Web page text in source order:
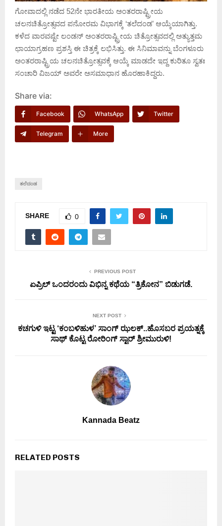
ಗೋವಾದಲ್ಲಿ ನಡೆದ 52ನೇ ಭಾರತೀಯ ಅಂತರರಾಷ್ಟ್ರೀಯ
ಚಲನಚಿತ್ರೋತ್ಸವದ ಪನೋರಮ ವಿಭಾಗಕ್ಕೆ ‘ತಲೆದಂಡ’ ಆಯ್ಕೆಯಾಗಿತ್ತು.
ಕಳೆದ ವಾರವಷ್ಟೇ ಲಂಡನ್‌ ಅಂತರರಾಷ್ಟ್ರೀಯ ಚಿತ್ರೋತ್ಸವದಲ್ಲಿ ಅತ್ಯುತ್ತಮ
ಛಾಯಾಗ್ರಹಣ ಪ್ರಶಸ್ತಿ ಈ ಚಿತ್ರಕ್ಕೆ ಲಭಿಸಿತ್ತು. ಈ ಸಿನಿಮಾವನ್ನು ಬೆಂಗಳೂರು
ಅಂತರರಾಷ್ಟ್ರಿಯ ಚಲನಚಿತ್ರೋತ್ಸವಕ್ಕೆ ಆಯ್ಕೆ ಮಾಡದೇ ಇದ್ದ ಕುರಿತೂ ಸ್ವತಃ
ಸಂಚಾರಿ ವಿಜಯ್‌ ಅವರೇ ಅಸಮಾಧಾನ ಹೊರಹಾಕಿದ್ದರು.
Share via:
Facebook WhatsApp Twitter
Telegram More
ತಲೆದಂಡ
SHARE 0
PREVIOUS POST
ಏಪ್ರಿಲ್‌ ಒಂದರಂದು ವಿಭಿನ್ನ ಕಥೆಯ “ತ್ರಿಕೋನ” ಬಿಡುಗಡೆ.
NEXT POST
ಕಚಗುಳಿ ಇಟ್ಟ ‘ಕಂಬಳಿಹುಳ’ ಸಾಂಗ್ ಝಲಕ್..ಹೊಸಬರ ಪ್ರಯತ್ನಕ್ಕೆ
ಸಾಥ್ ಕೊಟ್ಟ ರೋರಿಂಗ್ ಸ್ಟಾರ್ ಶ್ರೀಮುರುಳಿ!
Kannada Beatz
RELATED POSTS